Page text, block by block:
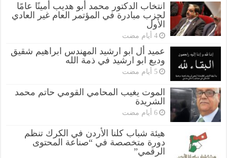
انتخاب الدكتور محمد أبو هديب أمينًا عامًا
لحزب مبادرة في المؤتمر العام غير العادي
الأول
‏4 أيام مضت
عميد أل ابو ارشيد المهندس ابراهيم شقيق
وديع ابو ارشيد في ذمة الله
‏5 أيام مضت
الموت يغيب المحامي القومي حاتم محمد
الشريدة
‏6 أيام مضت
هيئة شباب كلنا الأردن في الكرك تنظم
دورة متخصصة في “صناعة المحتوى
الرقمي”